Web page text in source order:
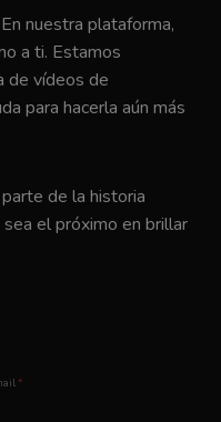
nuestra plataforma,
a ti. Estamos
de vídeos de
para hacerla aún más
de la historia
sea el próximo en brillar
*